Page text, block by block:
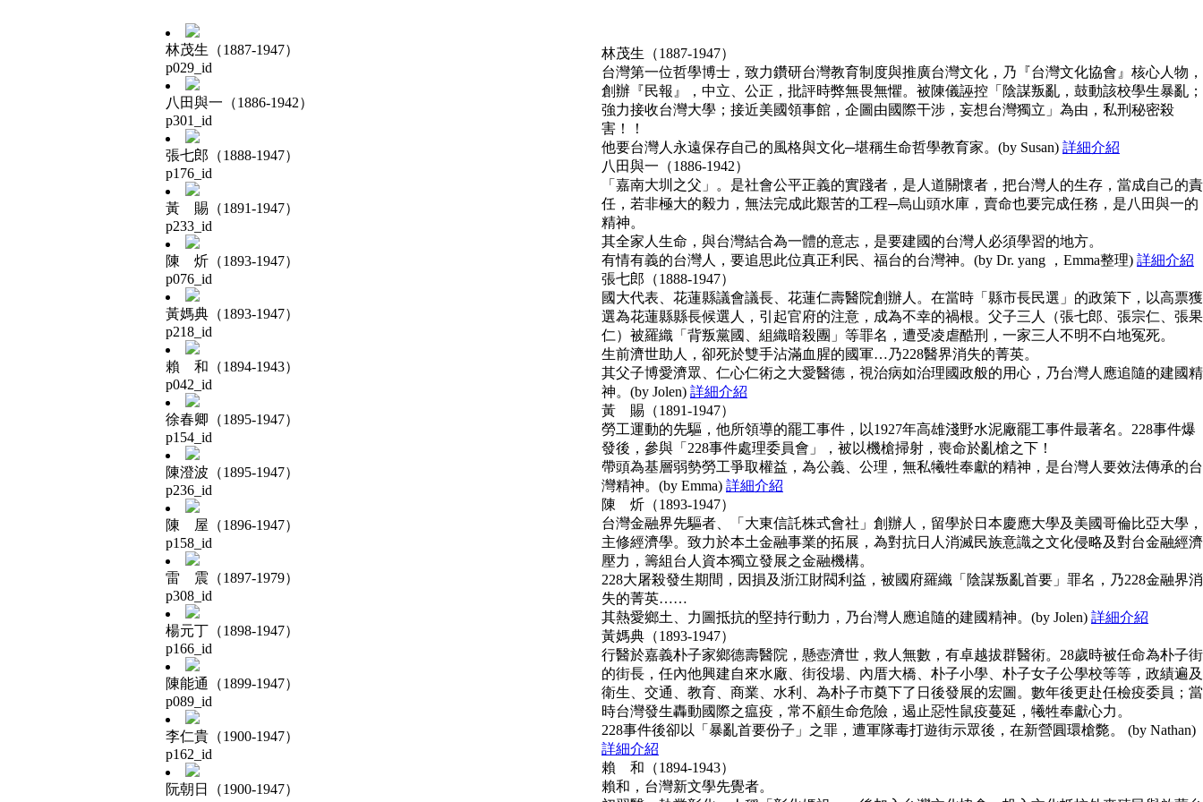
林茂生（1887-1947）
台灣第一位哲學博士，致力鑽研台灣教育制度與推廣台灣文化，乃『台灣文化協會』核心人物，
創辦『民報』，中立、公正，批評時弊無畏無懼。被陳儀誣控「陰謀叛亂，鼓動該校學生暴亂；
強力接收台灣大學；接近美國領事館，企圖由國際干涉，妄想台灣獨立」為由，私刑秘密殺
害！！
他要台灣人永遠保存自己的風格與文化─堪稱生命哲學教育家。(by Susan) 詳細介紹
八田與一（1886-1942）
「嘉南大圳之父」。是社會公平正義的實踐者，是人道關懷者，把台灣人的生存，當成自己的責
任，若非極大的毅力，無法完成此艱苦的工程─烏山頭水庫，賣命也要完成任務，是八田與一的
精神。
其全家人生命，與台灣結合為一體的意志，是要建國的台灣人必須學習的地方。
有情有義的台灣人，要追思此位真正利民、福台的台灣神。(by Dr. yang ，Emma整理) 詳細介紹
張七郎（1888-1947）
國大代表、花蓮縣議會議長、花蓮仁壽醫院創辦人。在當時「縣市長民選」的政策下，以高票獲
選為花蓮縣縣長候選人，引起官府的注意，成為不幸的禍根。父子三人（張七郎、張宗仁、張果
仁）被羅織「背叛黨國、組織暗殺團」等罪名，遭受凌虐酷刑，一家三人不明不白地冤死。
生前濟世助人，卻死於雙手沾滿血腥的國軍…乃228醫界消失的菁英。
其父子博愛濟眾、仁心仁術之大愛醫德，視治病如治理國政般的用心，乃台灣人應追隨的建國精
神。(by Jolen) 詳細介紹
黃 賜（1891-1947）
勞工運動的先驅，他所領導的罷工事件，以1927年高雄淺野水泥廠罷工事件最著名。228事件爆
發後，參與「228事件處理委員會」，被以機槍掃射，喪命於亂槍之下！
帶頭為基層弱勢勞工爭取權益，為公義、公理，無私犧牲奉獻的精神，是台灣人要效法傳承的台
灣精神。(by Emma) 詳細介紹
陳 炘（1893-1947）
台灣金融界先驅者、「大東信託株式會社」創辦人，留學於日本慶應大學及美國哥倫比亞大學，
主修經濟學。致力於本土金融事業的拓展，為對抗日人消滅民族意識之文化侵略及對台金融經濟
壓力，籌組台人資本獨立發展之金融機構。
228大屠殺發生期間，因損及浙江財閥利益，被國府羅織「陰謀叛亂首要」罪名，乃228金融界消
失的菁英……
其熱愛鄉土、力圖抵抗的堅持行動力，乃台灣人應追隨的建國精神。(by Jolen) 詳細介紹
黃媽典（1893-1947）
行醫於嘉義朴子家鄉德壽醫院，懸壺濟世，救人無數，有卓越拔群醫術。28歲時被任命為朴子街
的街長，任內他興建自來水廠、街役場、內厝大橋、朴子小學、朴子女子公學校等等，政績遍及
衛生、交通、教育、商業、水利、為朴子市奠下了日後發展的宏圖。數年後更赴任檢疫委員；當
時台灣發生轟動國際之瘟疫，常不顧生命危險，遏止惡性鼠疫蔓延，犧牲奉獻心力。
228事件後卻以「暴亂首要份子」之罪，遭軍隊毒打遊街示眾後，在新營圓環槍斃。 (by Nathan)
詳細介紹
賴 和（1894-1943）
賴和，台灣新文學先覺者。
林茂生（1887-1947）
p029_id
八田與一（1886-1942）
p301_id
張七郎（1888-1947）
p176_id
黃 賜（1891-1947）
p233_id
陳 炘（1893-1947）
p076_id
黃媽典（1893-1947）
p218_id
賴 和（1894-1943）
p042_id
徐春卿（1895-1947）
p154_id
陳澄波（1895-1947）
p236_id
陳 屋（1896-1947）
p158_id
雷 震（1897-1979）
p308_id
楊元丁（1898-1947）
p166_id
陳能通（1899-1947）
p089_id
李仁貴（1900-1947）
p162_id
阮朝日（1900-1947）